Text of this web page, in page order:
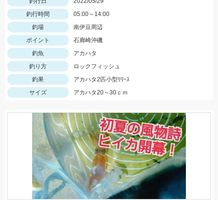
釣行時間
05:00～14:00
釣場
南伊豆周辺
ポイント
石廊崎沖磯
釣魚
アカハタ
釣り方
ロックフィッシュ
釣果
アカハタ2匹小型ﾘﾘｰｽ
サイズ
アカハタ20～30ｃｍ